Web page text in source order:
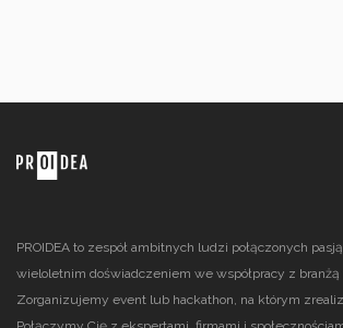
PROIDEA to zespół ambitnych ludzi połączonych
wieloletnim doświadczeniem we współpracy z branżą
Zorganizujemy event lub hackathon, na którym